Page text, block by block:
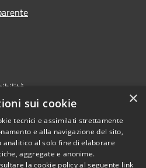
Copyright ©
×
sui cookie
tecnici e assimilati strettamente
e alla navigazione del sito,
analitico al solo fine di elaborare
aggregate e anonime.
la cookie policy al seguente link